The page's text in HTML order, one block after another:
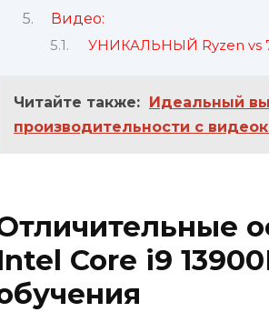
Видео:
УНИКАЛЬНЫЙ Ryzen vs
Читайте также: Идеальный
производительности с
Core i9